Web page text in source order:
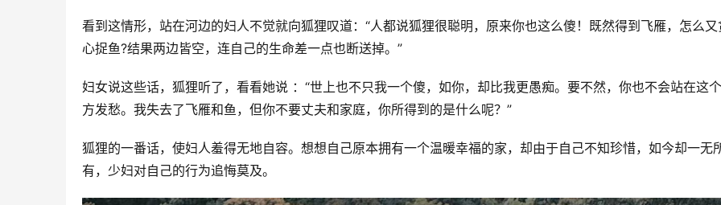
看到这情形，站在河边的妇人不觉就向狐狸叹道：“人都说狐狸很聪明，原来你也这么傻！既然得到飞雁，怎么又
心捉鱼?结果两边皆空，连自己的生命差一点也断送掉。”
妇女说这些话，狐狸听了，看看她说 ：“世上也不只我一个傻，如你，却比我更愚痴。要不然，你也不会站在这
方发愁。我失去了飞雁和鱼，但你不要丈夫和家庭，你所得到的是什么呢？”
狐狸的一番话，使妇人羞得无地自容。想想自己原本拥有一个温暖幸福的家，却由于自己不知珍惜，如今却一无
有，少妇对自己的行为追悔莫及。